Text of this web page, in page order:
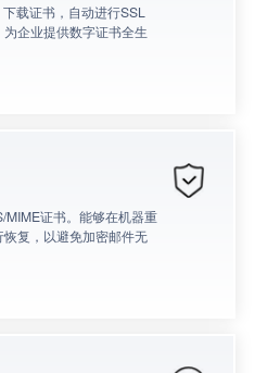
载证书，自动进行SSL
企业提供数字证书全生
MIME证书。能够在机器重
复，以避免加密邮件无